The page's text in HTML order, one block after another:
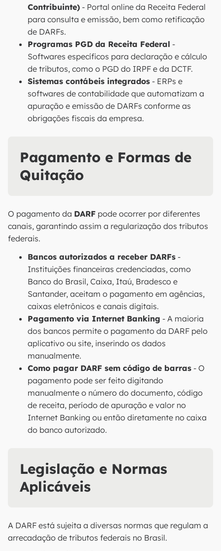
Contribuinte) - Portal online da Receita Federal
para consulta e emissão, bem como retificação
de DARFs.
Programas PGD da Receita Federal -
Softwares específicos para declaração e cálculo
de tributos, como o PGD do IRPF e da DCTF.
Sistemas contábeis integrados - ERPs e
softwares de contabilidade que automatizam a
apuração e emissão de DARFs conforme as
obrigações fiscais da empresa.
Pagamento e Formas de
Quitação
O pagamento da DARF pode ocorrer por diferentes
canais, garantindo assim a regularização dos tributos
federais.
Bancos autorizados a receber DARFs -
Instituições financeiras credenciadas, como
Banco do Brasil, Caixa, Itaú, Bradesco e
Santander, aceitam o pagamento em agências,
caixas eletrônicos e canais digitais.
Pagamento via Internet Banking - A maioria
dos bancos permite o pagamento da DARF pelo
aplicativo ou site, inserindo os dados
manualmente.
Como pagar DARF sem código de barras - O
pagamento pode ser feito digitando
manualmente o número do documento, código
de receita, período de apuração e valor no
Internet Banking ou então diretamente no caixa
do banco autorizado.
Legislação e Normas
Aplicáveis
A DARF está sujeita a diversas normas que regulam a
arrecadação de tributos federais no Brasil.